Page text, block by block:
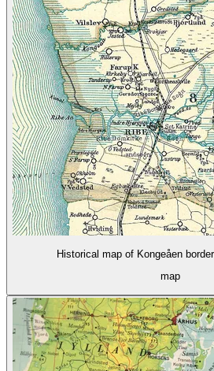
Historical map of Kongeåen
map